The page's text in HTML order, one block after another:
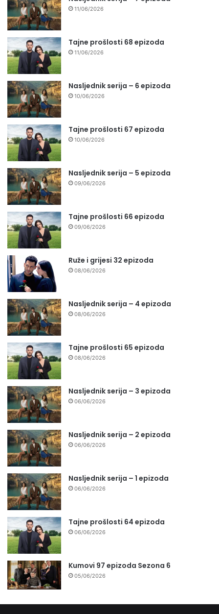
11/06/2026
Tajne prošlosti 68 epizoda
11/06/2026
Nasljednik serija – 6 epizoda
10/06/2026
Tajne prošlosti 67 epizoda
10/06/2026
Nasljednik serija – 5 epizoda
09/06/2026
Tajne prošlosti 66 epizoda
09/06/2026
Ruže i grijesi 32 epizoda
08/06/2026
Nasljednik serija – 4 epizoda
08/06/2026
Tajne prošlosti 65 epizoda
08/06/2026
Nasljednik serija – 3 epizoda
06/06/2026
Nasljednik serija – 2 epizoda
06/06/2026
Nasljednik serija – 1 epizoda
06/06/2026
Tajne prošlosti 64 epizoda
06/06/2026
Kumovi 97 epizoda Sezona 6
05/06/2026